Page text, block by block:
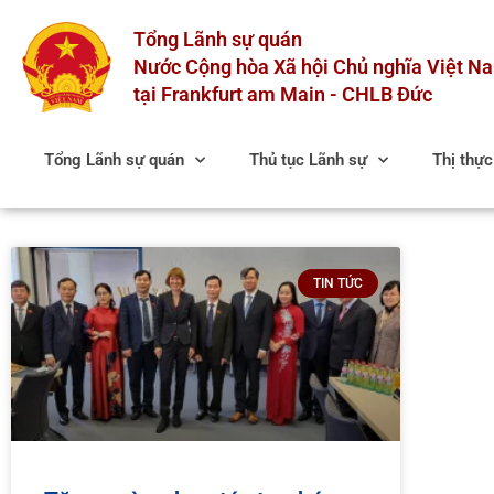
content
Tổng Lãnh sự quán
Nước Cộng hòa Xã hội Chủ nghĩa Việt
tại Frankfurt am Main - CHLB Đức
Tổng Lãnh sự quán Thủ tục Lãnh sự Thị
TIN TỨC